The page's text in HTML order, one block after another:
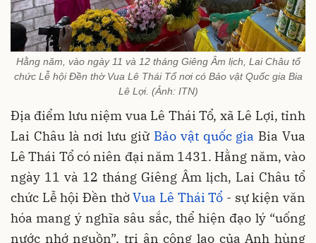
Hằng năm, vào ngày 11 và 12 tháng Giêng Âm lịch, Lai Châu tổ
chức Lễ hội Đền thờ Vua Lê Thái Tổ nơi có Bảo vật Quốc gia Bia
Lê Lợi. (Ảnh: ITN)
Địa điểm lưu niệm vua Lê Thái Tổ, xã Lê Lợi, tỉnh
Lai Châu là nơi lưu giữ Bảo vật quốc gia Bia Vua
Lê Thái Tổ có niên đại năm 1431. Hằng năm, vào
ngày 11 và 12 tháng Giêng Âm lịch, Lai Châu tổ
chức Lễ hội Đền thờVua Lê Thái Tổ - sự kiện văn
hóa mang ý nghĩa sâu sắc, thể hiện đạo lý “uống
nước nhớ nguồn”, tri ân công lao của Anh hùng